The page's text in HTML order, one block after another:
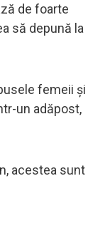
de foarte
să depună la
femeii și
un adăpost,
acestea sunt